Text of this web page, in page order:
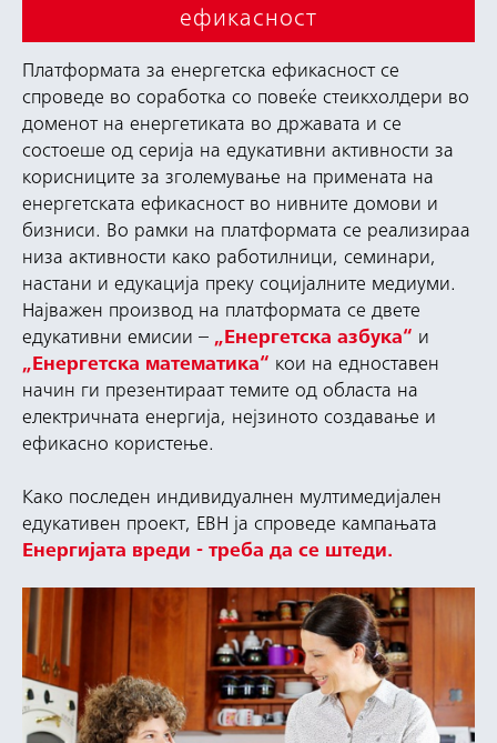
ефикасност
Платформата за енергетска ефикасност се
спроведе во соработка со повеќе стеикхолдери во
доменот на енергетиката во државата и се
состоеше од серија на едукативни активности за
корисниците за зголемување на примената на
енергетската ефикасност во нивните домови и
бизниси. Во рамки на платформата се реализираа
низа активности како работилници, семинари,
настани и едукација преку социјалните медиуми.
Најважен производ на платформата се двете
едукативни емисии – „Енергетска азбука“ и
„Енергетска математика“ кои на едноставен
начин ги презентираат темите од областа на
електричната енергија, нејзиното создавање и
ефикасно користење.
Како последен индивидуалнен мултимедијален
едукативен проект, ЕВН ја спроведе кампањата
Енергијата вреди - треба да се штеди.